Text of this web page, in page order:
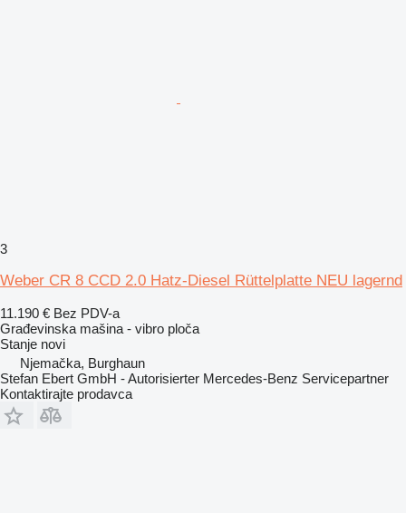
3
Weber CR 8 CCD 2.0 Hatz-Diesel Rüttelplatte NEU lagernd
11.190 € Bez PDV-a
Građevinska mašina - vibro ploča
Stanje novi
Njemačka, Burghaun
Stefan Ebert GmbH - Autorisierter Mercedes-Benz Servicepartner
Kontaktirajte prodavca